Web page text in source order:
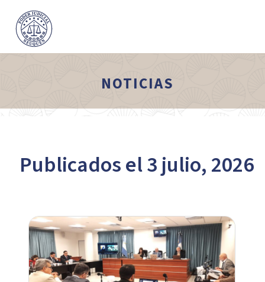
NOTICIAS
Publicados el 3 julio, 2026